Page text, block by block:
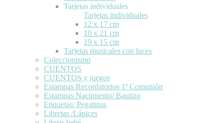
Tarjetas individuales
Tarjetas individuales
12 x 17 cm
10 x 21 cm
19 x 15 cm
Tarjetas musicales con luces
Coleccionismo
CUENTOS
CUENTOS y juegos
Estampas Recordatorios 1ª Comunión
Estampas Nacimiento/ Bautizo
Etiquetas/ Pegatinas
Libretas /Lápices